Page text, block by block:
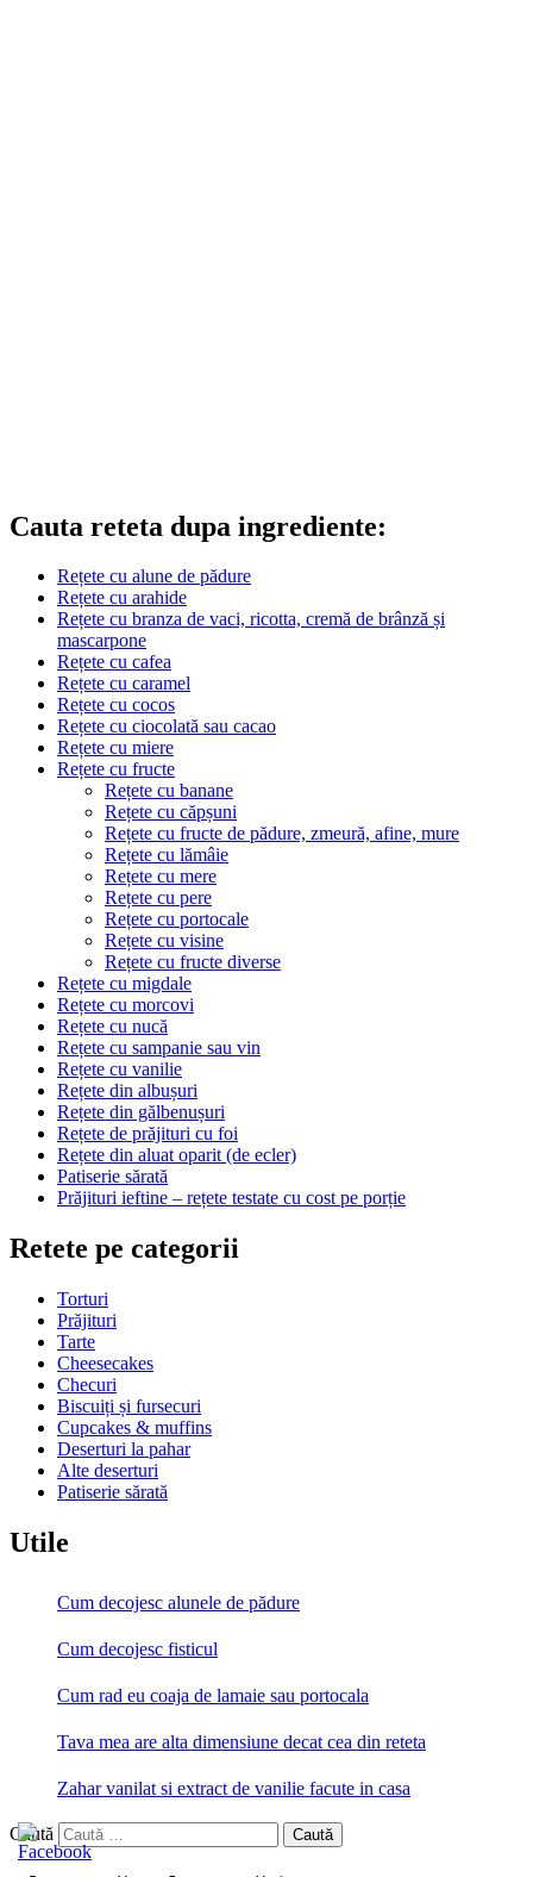
Cauta reteta dupa ingrediente:
Rețete cu alune de pădure
Rețete cu arahide
Rețete cu branza de vaci, ricotta, cremă de brânză și
mascarpone
Rețete cu cafea
Rețete cu caramel
Rețete cu cocos
Rețete cu ciocolată sau cacao
Rețete cu miere
Rețete cu fructe
Rețete cu banane
Rețete cu căpșuni
Rețete cu fructe de pădure, zmeură, afine, mure
Rețete cu lămâie
Rețete cu mere
Rețete cu pere
Rețete cu portocale
Rețete cu visine
Rețete cu fructe diverse
Rețete cu migdale
Rețete cu morcovi
Rețete cu nucă
Rețete cu sampanie sau vin
Rețete cu vanilie
Rețete din albușuri
Rețete din gălbenușuri
Rețete de prăjituri cu foi
Rețete din aluat oparit (de ecler)
Patiserie sărată
Prăjituri ieftine – rețete testate cu cost pe porție
Retete pe categorii
Torturi
Prăjituri
Tarte
Cheesecakes
Checuri
Biscuiți și fursecuri
Cupcakes & muffins
Deserturi la pahar
Alte deserturi
Patiserie sărată
Utile
Cum decojesc alunele de pădure
Cum decojesc fisticul
Cum rad eu coaja de lamaie sau portocala
Tava mea are alta dimensiune decat cea din reteta
Zahar vanilat si extract de vanilie facute in casa
Caută